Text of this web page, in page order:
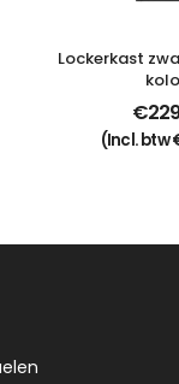
Lockerkast
€
(Incl. btw